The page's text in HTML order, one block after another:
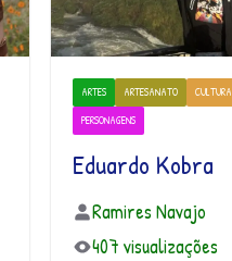
ARTES ARTESANATO
CULTURA
PERSONAGENS
Eduardo Kobra
Ramires Navajo
407 visualizações